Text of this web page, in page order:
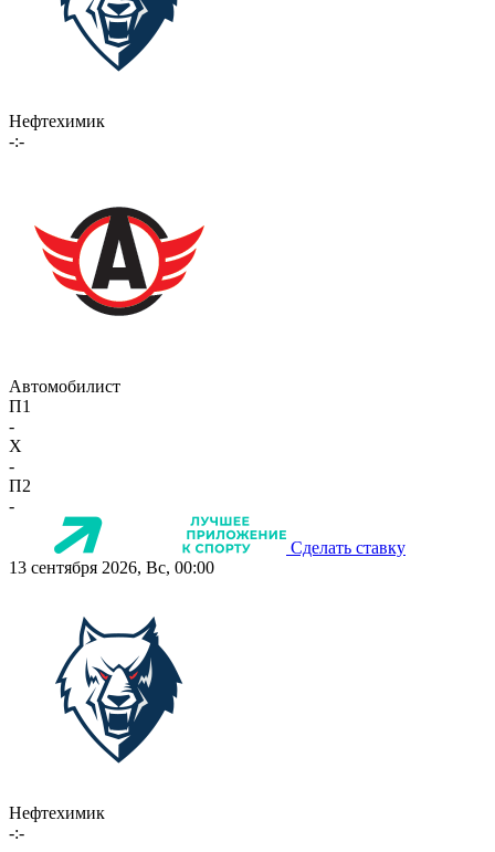
Нефтехимик
-:-
Автомобилист
П1
-
X
-
П2
-
Сделать ставку
13 сентября 2026, Вс, 00:00
Нефтехимик
-:-